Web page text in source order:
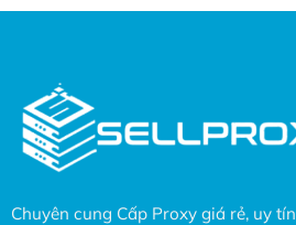
Chuyên cung Cấp Proxy giá rẻ, uy